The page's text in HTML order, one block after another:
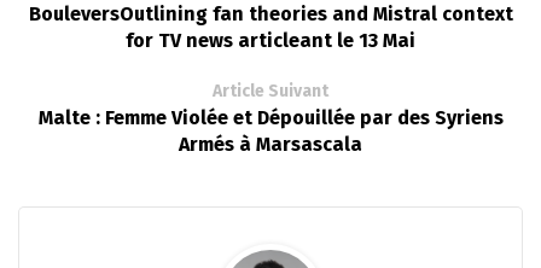
BouleversOutlining fan theories and Mistral context
for TV news articleant le 13 Mai
Article Suivant
Malte : Femme Violée et Dépouillée par des Syriens
Armés à Marsascala